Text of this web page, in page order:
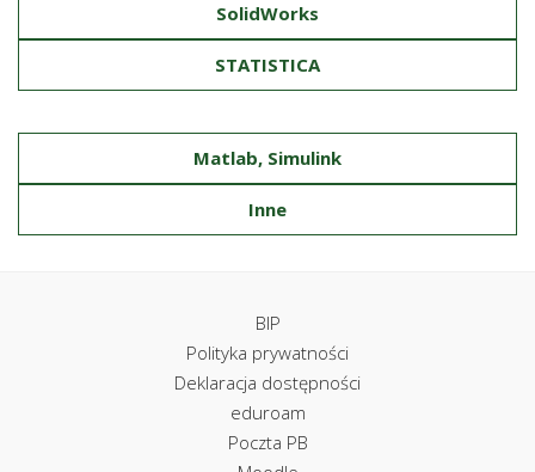
SolidWorks
STATISTICA
Matlab, Simulink
Inne
BIP
Polityka prywatności
Deklaracja dostępności
eduroam
Poczta PB